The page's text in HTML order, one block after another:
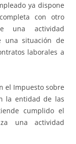
ya dispone
con otro
una actividad
una situación de
laborales a
el Impuesto sobre
la entidad de las
cumplido el
una actividad